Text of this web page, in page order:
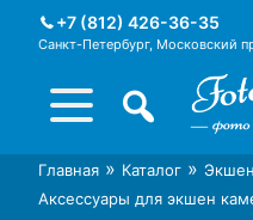
+7 (812) 426-36-35
Санкт-Петербург, Московский
Foto-
Главная » Каталог »
Аксессуары для экшен